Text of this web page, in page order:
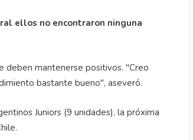
ellos no encontraron ninguna
deben mantenerse positivos. "Creo
bastante bueno", aseveró.
Juniors (9 unidades), la próxima